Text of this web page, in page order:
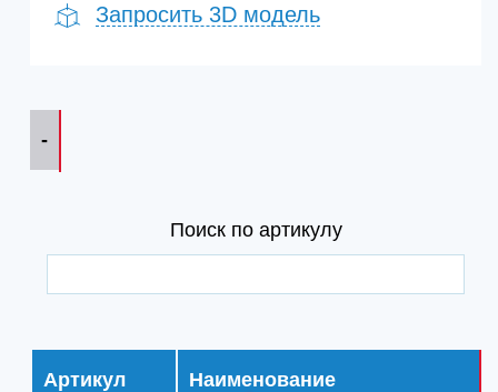
Запросить 3D модель
-
Поиск по артикулу
Артикул Наименование